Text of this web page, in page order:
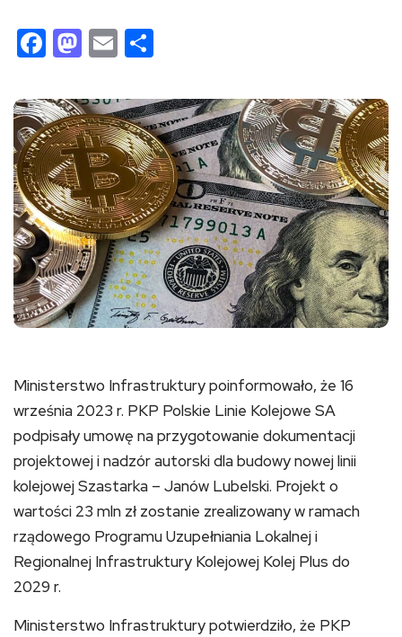
Facebook
Mastodon
Email
Ministerstwo Infrastruktury poinformowało, że 16
września 2023 r. PKP Polskie Linie Kolejowe SA
podpisały umowę na przygotowanie dokumentacji
projektowej i nadzór autorski dla budowy nowej linii
kolejowej Szastarka – Janów Lubelski. Projekt o
wartości 23 mln zł zostanie zrealizowany w ramach
rządowego Programu Uzupełniania Lokalnej i
Regionalnej Infrastruktury Kolejowej Kolej Plus do
2029 r.
Ministerstwo Infrastruktury potwierdziło, że PKP